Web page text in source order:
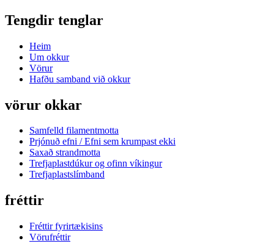
Tengdir tenglar
Heim
Um okkur
Vörur
Hafðu samband við okkur
vörur okkar
Samfelld filamentmotta
Prjónuð efni / Efni sem krumpast ekki
Saxað strandmotta
Trefjaplastdúkur og ofinn víkingur
Trefjaplastslímband
fréttir
Fréttir fyrirtækisins
Vörufréttir